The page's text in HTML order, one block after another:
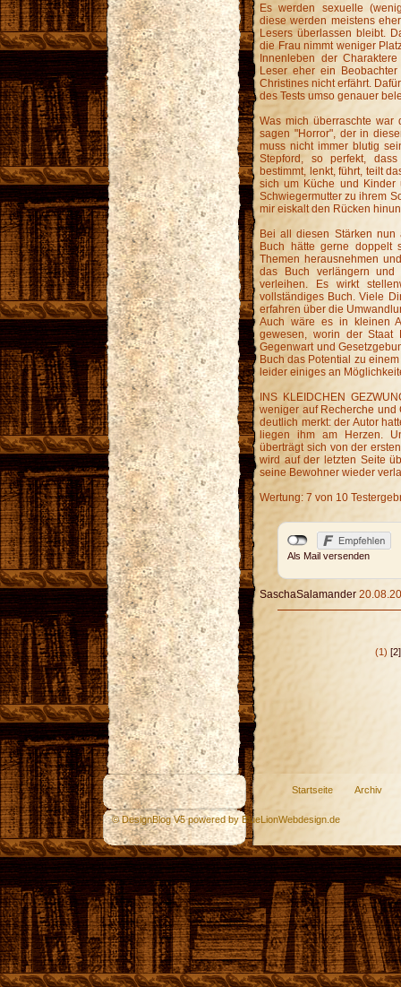
Es werden sexuelle
diese werden meistens
Lesers überlassen bleibt.
die Frau nimmt weniger
Innenleben der
Leser eher ein
Christines nicht erfährt.
des Tests umso genauer
Was mich überraschte war
sagen "Horror", der in
muss nicht immer blutig
Stepford, so perfekt,
bestimmt, lenkt, führt, teilt
sich um Küche und
Schwiegermutter zu ihrem
mir eiskalt den Rücken
Bei all diesen Stärken nun
Buch hätte gerne doppelt
Themen herausnehmen
das Buch verlängern
verleihen. Es wirkt
vollständiges Buch. Viele
erfahren über die
Auch wäre es in kleinen
gewesen, worin der Staat
Gegenwart und
Buch das Potential zu
leider einiges an
INS KLEIDCHEN
weniger auf Recherche und
deutlich merkt: der Autor
liegen ihm am Herzen.
überträgt sich von der
wird auf der letzten Seite
seine Bewohner wieder
Wertung: 7 von 10
Als Mail versenden
SaschaSalamander
(1) [2]
Startseite Archiv
© DesignBlog V5 powered by BlueLionWebdesign.de